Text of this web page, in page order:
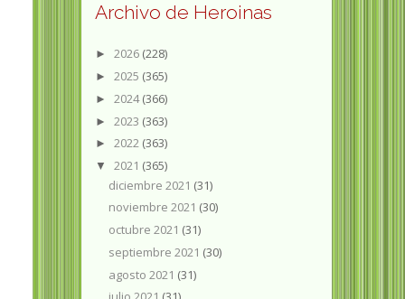
Archivo de Heroinas
► 2026 (228)
► 2025 (365)
► 2024(366)
► 2023 (363)
► 2022 (363)
▼ 2021 (365)
diciembre 2021 (31)
noviembre 2021 (30)
octubre 2021 (31)
septiembre 2021 (30)
agosto 2021 (31)